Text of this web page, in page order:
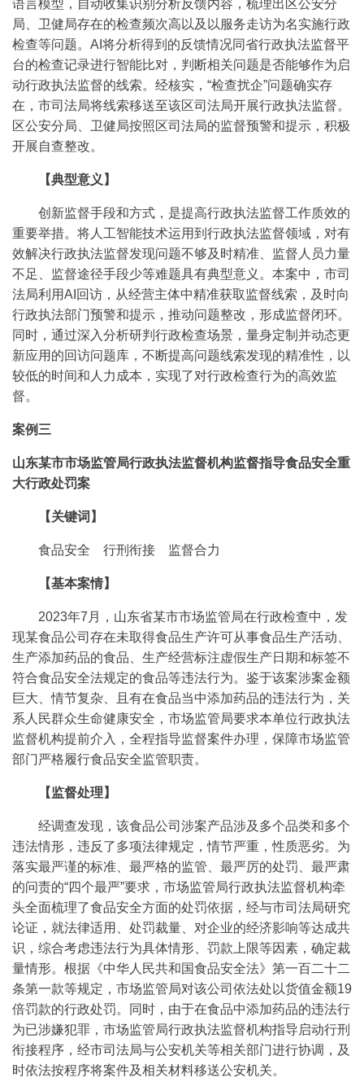
语言模型，自动收集识别分析反馈内容，梳理出区公安分
局、卫健局存在的检查频次高以及以服务走访为名实施行政
检查等问题。AI将分析得到的反馈情况同省行政执法监督平
台的检查记录进行智能比对，判断相关问题是否能够作为启
动行政执法监督的线索。经核实，“检查扰企”问题确实存
在，市司法局将线索移送至该区司法局开展行政执法监督。
区公安分局、卫健局按照区司法局的监督预警和提示，积极
开展自查整改。
【典型意义】
创新监督手段和方式，是提高行政执法监督工作质效的
重要举措。将人工智能技术运用到行政执法监督领域，对有
效解决行政执法监督发现问题不够及时精准、监督人员力量
不足、监督途径手段少等难题具有典型意义。本案中，市司
法局利用AI回访，从经营主体中精准获取监督线索，及时向
行政执法部门预警和提示，推动问题整改，形成监督闭环。
同时，通过深入分析研判行政检查场景，量身定制并动态更
新应用的回访问题库，不断提高问题线索发现的精准性，以
较低的时间和人力成本，实现了对行政检查行为的高效监
督。
案例三
山东某市市场监管局行政执法监督机构监督指导食品安全重
大行政处罚案
【关键词】
食品安全 行刑衔接 监督合力
【基本案情】
2023年7月，山东省某市市场监管局在行政检查中，发
现某食品公司存在未取得食品生产许可从事食品生产活动、
生产添加药品的食品、生产经营标注虚假生产日期和标签不
符合食品安全法规定的食品等违法行为。鉴于该案涉案金额
巨大、情节复杂、且有在食品当中添加药品的违法行为，关
系人民群众生命健康安全，市场监管局要求本单位行政执法
监督机构提前介入，全程指导监督案件办理，保障市场监管
部门严格履行食品安全监管职责。
【监督处理】
经调查发现，该食品公司涉案产品涉及多个品类和多个
违法情形，违反了多项法律规定，情节严重，性质恶劣。为
落实最严谨的标准、最严格的监管、最严厉的处罚、最严肃
的问责的“四个最严”要求，市场监管局行政执法监督机构牵
头全面梳理了食品安全方面的处罚依据，经与市司法局研究
论证，就法律适用、处罚裁量、对企业的经济影响等达成共
识，综合考虑违法行为具体情形、罚款上限等因素，确定裁
量情形。根据《中华人民共和国食品安全法》第一百二十二
条第一款等规定，市场监管局对该公司依法处以货值金额19
倍罚款的行政处罚。同时，由于在食品中添加药品的违法行
为已涉嫌犯罪，市场监管局行政执法监督机构指导启动行刑
衔接程序，经市司法局与公安机关等相关部门进行协调，及
时依法按程序将案件及相关材料移送公安机关。